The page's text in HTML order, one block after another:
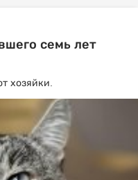
семь лет
хозяйки.